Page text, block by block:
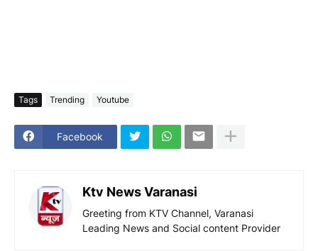
Tags Trending Youtube
Facebook
Ktv News Varanasi
Greeting from KTV Channel, Varanasi
Leading News and Social content Provider